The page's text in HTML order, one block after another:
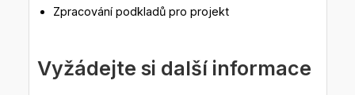
Zpracování podkladů pro projekt
Vyžádejte si další informace